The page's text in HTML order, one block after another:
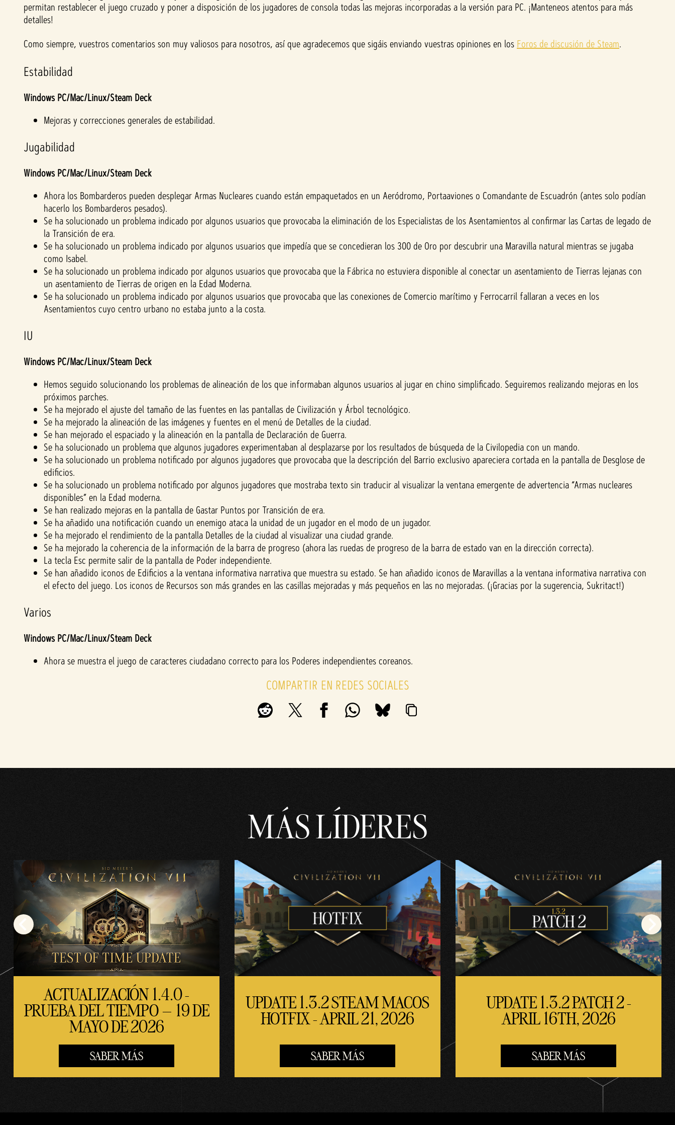
permitan restablecer el juego cruzado y poner a disposición de los jugadores de consola todas las mejoras incorporadas a la versión para PC. ¡Manteneos atentos para más
detalles!
Como siempre, vuestros comentarios son muy valiosos para nosotros, así que agradecemos que sigáis enviando vuestras opiniones en los Foros de discusión de Steam.
Estabilidad
Windows PC/Mac/Linux/Steam Deck
Mejoras y correcciones generales de estabilidad.
Jugabilidad
Windows PC/Mac/Linux/Steam Deck
Ahora los Bombarderos pueden desplegar Armas Nucleares cuando están empaquetados en un Aeródromo, Portaaviones o Comandante de Escuadrón (antes solo podían
hacerlo los Bombarderos pesados).
Se ha solucionado un problema indicado por algunos usuarios que provocaba la eliminación de los Especialistas de los Asentamientos al confirmar las Cartas de legado de
la Transición de era.
Se ha solucionado un problema indicado por algunos usuarios que impedía que se concedieran los 300 de Oro por descubrir una Maravilla natural mientras se jugaba
como Isabel.
Se ha solucionado un problema indicado por algunos usuarios que provocaba que la Fábrica no estuviera disponible al conectar un asentamiento de Tierras lejanas con
un asentamiento de Tierras de origen en la Edad Moderna.
Se ha solucionado un problema indicado por algunos usuarios que provocaba que las conexiones de Comercio marítimo y Ferrocarril fallaran a veces en los
Asentamientos cuyo centro urbano no estaba junto a la costa.
IU
Windows PC/Mac/Linux/Steam Deck
Hemos seguido solucionando los problemas de alineación de los que informaban algunos usuarios al jugar en chino simplificado. Seguiremos realizando mejoras en los
próximos parches.
Se ha mejorado el ajuste del tamaño de las fuentes en las pantallas de Civilización y Árbol tecnológico.
Se ha mejorado la alineación de las imágenes y fuentes en el menú de Detalles de la ciudad.
Se han mejorado el espaciado y la alineación en la pantalla de Declaración de Guerra.
Se ha solucionado un problema que algunos jugadores experimentaban al desplazarse por los resultados de búsqueda de la Civilopedia con un mando.
Se ha solucionado un problema notificado por algunos jugadores que provocaba que la descripción del Barrio exclusivo apareciera cortada en la pantalla de Desglose de
edificios.
Se ha solucionado un problema notificado por algunos jugadores que mostraba texto sin traducir al visualizar la ventana emergente de advertencia “Armas nucleares
disponibles” en la Edad moderna.
Se han realizado mejoras en la pantalla de Gastar Puntos por Transición de era.
Se ha añadido una notificación cuando un enemigo ataca la unidad de un jugador en el modo de un jugador.
Se ha mejorado el rendimiento de la pantalla Detalles de la ciudad al visualizar una ciudad grande.
Se ha mejorado la coherencia de la información de la barra de progreso (ahora las ruedas de progreso de la barra de estado van en la dirección correcta).
La tecla Esc permite salir de la pantalla de Poder independiente.
Se han añadido iconos de Edificios a la ventana informativa narrativa que muestra su estado. Se han añadido iconos de Maravillas a la ventana informativa narrativa con
el efecto del juego. Los iconos de Recursos son más grandes en las casillas mejoradas y más pequeños en las no mejoradas. (¡Gracias por la sugerencia, Sukritact!)
Varios
Windows PC/Mac/Linux/Steam Deck
Ahora se muestra el juego de caracteres ciudadano correcto para los Poderes independientes coreanos.
COMPARTIR EN REDES SOCIALES
MÁS LÍDERES
ACTUALIZACIÓN 1.4.0 -
PRUEBA DEL TIEMPO – 19 DE
MAYO DE 2026
SABER MÁS
UPDATE 1.3.2 STEAM MACOS
HOTFIX - APRIL 21, 2026
SABER MÁS
UPDATE 1.3.2 PATCH 2 -
APRIL 16TH, 2026
SABER MÁS